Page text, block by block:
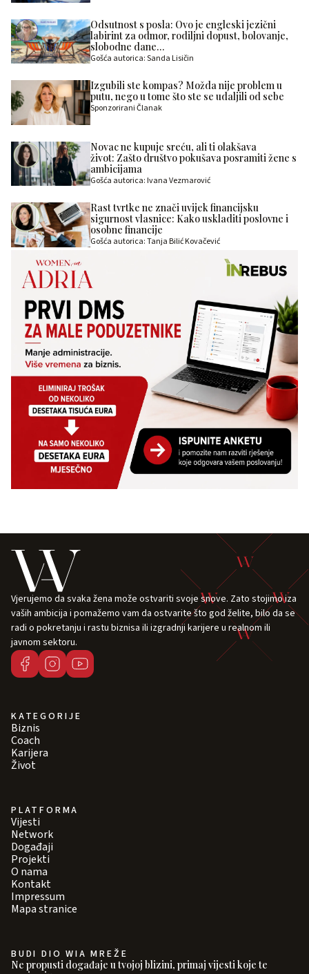
Odsutnost s posla: Ovo je engleski jezični
labirint za odmor, rodiljni dopust, bolovanje,
slobodne dane…
Gošća autorica: Sanda Lisičin
Izgubili ste kompas? Možda nije problem u
putu, nego u tome što ste se udaljili od sebe
Sponzorirani Članak
Novac ne kupuje sreću, ali ti olakšava
život: Zašto društvo pokušava posramiti žene s
ambicijama
Gošća autorica: Ivana Vezmarović
Rast tvrtke ne znači uvijek financijsku
sigurnost vlasnice: Kako uskladiti poslovne i
osobne financije
Gošća autorica: Tanja Bilić Kovačević
Vjerujemo da svaka žena može ostvariti svoje snove. Zato stojimo iza
vaših ambicija i pomažemo vam da ostvarite što god želite, bilo da se
radi o pokretanju i rastu biznisa ili izgradnji karijere u realnom ili
javnom sektoru.
KATEGORIJE
Biznis
Coach
Karijera
Život
PLATFORMA
Vijesti
Network
Događaji
Projekti
O nama
Kontakt
Impressum
Mapa stranice
BUDI DIO WIA MREŽE
Ne propusti događaje u tvojoj blizini, primaj vijesti koje te